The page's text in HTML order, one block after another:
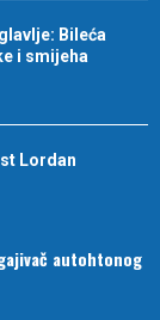
Bileća
i smijeha
Lordan
autohtonog